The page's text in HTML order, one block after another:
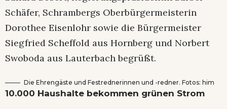
Schäfer, Schrambergs Oberbürgermeisterin
Dorothee Eisenlohr sowie die Bürgermeister
Siegfried Scheffold aus Hornberg und Norbert
Swoboda aus Lauterbach begrüßt.
Die Ehrengäste und Festrednerinnen und -redner. Fotos: him
10.000 Haushalte bekommen grünen Strom